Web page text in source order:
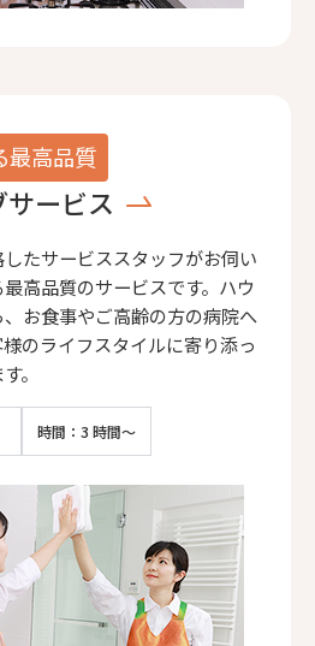
最高品質
ービス
たサービススタッフがお伺い
高品質のサービスです。ハウ
お食事やご高齢の方の病院へ
のライフスタイルに寄り添っ
。
時間：3 時間～